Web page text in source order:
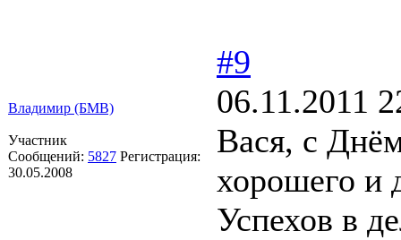
Владимир (БМВ)
Участник
Сообщений: 5827 Регистрация:
30.05.2008
#9
06.11.2011
Вася, с
хорошего и
Успехов в